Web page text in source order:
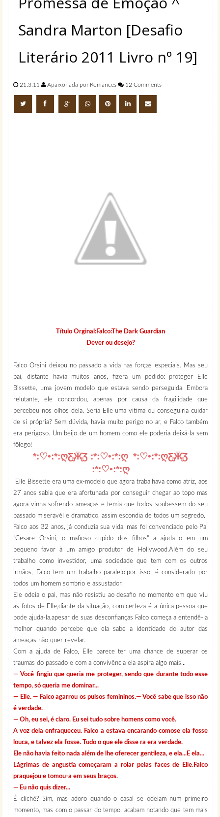
Sandra Marton [Desafio
Literário 2011 Livro nº 19]
21.3.11 Apaixonada por Romances 12 Comments
Título Orginal:Falco:The Dark Guardian
Dever ou desejo?
Falco Orsini deixou no passado a vida nas forças especiais. Mas seu
pai, distante havia muitos anos, fizera um pedido: proteger Elle
Bissette, uma jovem modelo que estava sendo perseguida. Embora
relutante, ele concordou, apenas por causa da fragilidade que
percebeu nos olhos dela. Seria Elle uma vitima ou conseguiria cuidar
de si própria? Sem dúvida, havia muito perigo no ar, e Falco também
era perigoso. Um beijo de um homem como ele poderia deixá-la sem
fôlego!
*:♡•:*:ღƸ̵̡Ӝ̵̨̄Ʒ :*:♡•:*:ღ *:♡•:*:ღƸ̵̡Ӝ̵̨̄Ʒ
:*:♡•:*:ღ
Elle Bissette era uma ex-modelo que agora trabalhava como atriz, aos
27 anos sabia que era afortunada por conseguir chegar ao topo mas
agora vinha sofrendo ameaças e temia que todos soubessem do seu
passado miseravél e dramatico, assim escondia de todos um segredo.
Falco aos 32 anos, já conduzia sua vida, mas foi convenciado pelo Pai
"Cesare Orsini, o mafioso cupido dos filhos" a ajuda-lo em um
pequeno favor à um amigo produtor de Hollywood.Além do seu
trabalho como investidor, uma sociedade que tem com os outros
irmãos, Falco tem um trabalho paralelo,por isso, é considerado por
todos um homem sombrio e assustador.
Ele odeia o pai, mas não resistiu ao desafio no momento em que viu
as fotos de Elle,diante da situação, com certeza é a única pessoa que
pode ajuda-la,apesar de suas desconfianças Falco começa a entendê-la
melhor quando percebe que ela sabe a identidade do autor das
ameaças não quer revelar.
Com a ajuda de Falco, Elle parece ter uma chance de superar os
traumas do passado e com a convivência ela aspira algo mais...
— Você fingiu que queria me proteger, sendo que durante todo esse
tempo, só queria me dominar...
— Elle. — Falco agarrou os pulsos femininos.— Você sabe que isso não
é verdade.
— Oh, eu sei, é claro. Eu sei tudo sobre homens como você.
A voz dela enfraqueceu. Falco a estava encarando comose ela fosse
louca, e talvez ela fosse. Tudo o que ele disse ra era verdade.
Ele não havia feito nada além de lhe oferecer gentileza, e ela...E ela...
Lágrimas de angustia começaram a rolar pelas faces de Elle.Falco
praquejou e tomou-a em seus braços.
— Eu não quis dizer...
É clichê? Sim, mas adoro quando o casal se odeiam num primeiro
momento, mas com o passar do tempo, acabam notando que tem mais